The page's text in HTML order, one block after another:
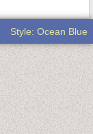
Style: Ocean Blue